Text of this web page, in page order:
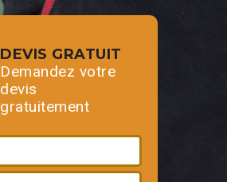
DEVIS GRATUIT
Demandez votre
devis
gratuitement